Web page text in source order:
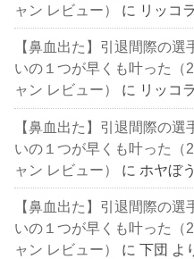
ャン レビュー）
に リッコラ
【鼻血出た】引退間際の
いの１つが早くも叶った（
ャン レビュー）
に リッコラ
【鼻血出た】引退間際の
いの１つが早くも叶った（
ャン レビュー）
に ホヤぼう
【鼻血出た】引退間際の
いの１つが早くも叶った（
ャン レビュー）
に下団 よ